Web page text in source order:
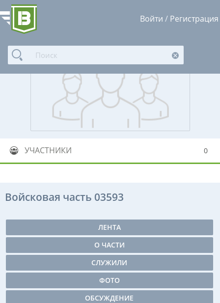
Войти / Регистрация
УЧАСТНИКИ 0
Войсковая часть 03593
ЛЕНТА
О ЧАСТИ
СЛУЖИЛИ
ФОТО
ОБСУЖДЕНИЕ